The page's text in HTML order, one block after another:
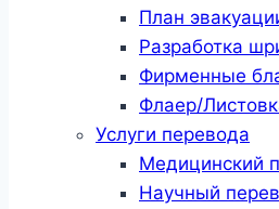
План
Разработка
Фирменные
Флаер/
Услуги перевода
Медицинский
Научный